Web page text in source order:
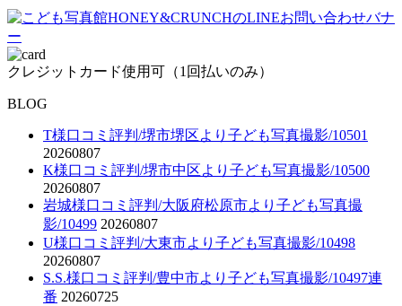
クレジットカード使用可（1回払いのみ）
BLOG
T様口コミ評判/堺市堺区より子ども写真撮影/10501
20260807
K様口コミ評判/堺市中区より子ども写真撮影/10500
20260807
岩城様口コミ評判/大阪府松原市より子ども写真撮
影/10499 20260807
U様口コミ評判/大東市より子ども写真撮影/10498
20260807
S.S.様口コミ評判/豊中市より子ども写真撮影/10497連
番 20260725